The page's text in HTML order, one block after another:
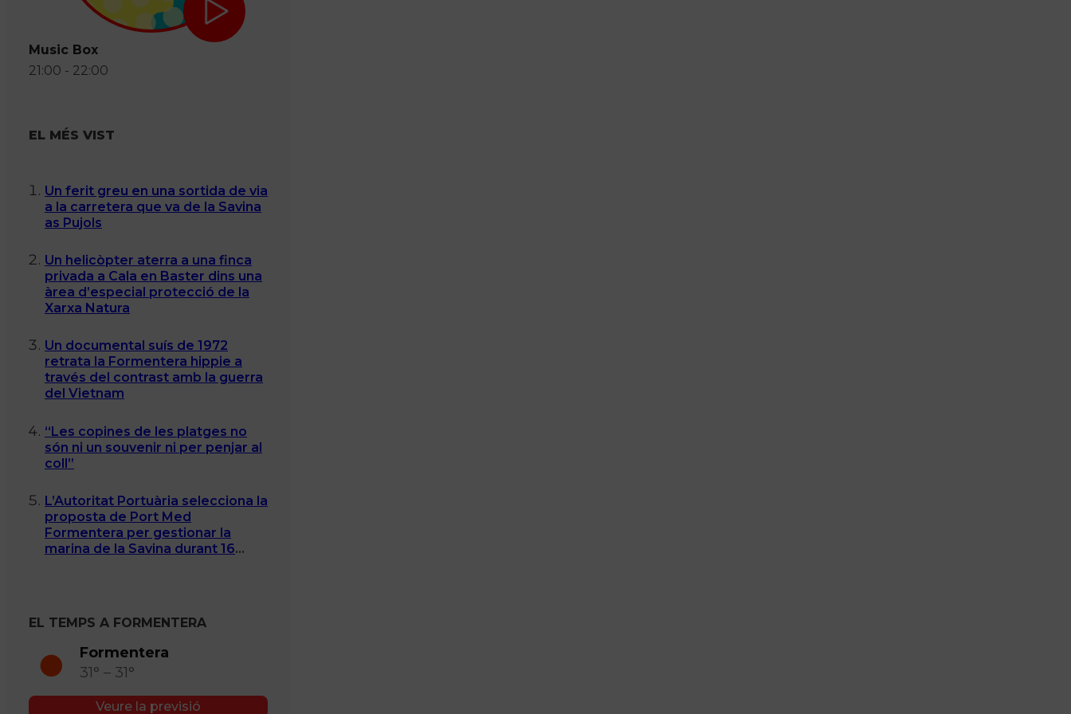
Music Box
21:00 - 22:00
EL MÉS VIST
Un ferit greu en una sortida de via
a la carretera que va de la Savina
as Pujols
Un helicòpter aterra a una finca
privada a Cala en Baster dins una
àrea d’especial protecció de la
Xarxa Natura
Un documental suís de 1972
retrata la Formentera hippie a
través del contrast amb la guerra
del Vietnam
“Les copines de les platges no
són ni un souvenir ni per penjar al
coll”
L’Autoritat Portuària selecciona la
proposta de Port Med
Formentera per gestionar la
marina de la Savina durant 16
EL TEMPS A FORMENTERA
Formentera
31° – 31°
Veure la previsió